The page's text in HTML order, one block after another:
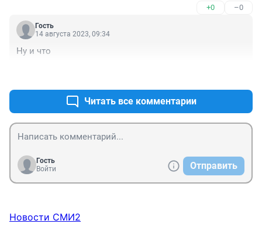
+0 –0
Гость
14 августа 2023, 09:34
Ну и что
Читать все комментарии
Гость
Войти
Отправить
Новости СМИ2